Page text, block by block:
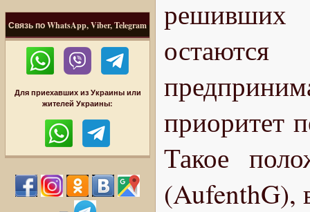
Связь по WhatsApp, Viber, Telegram
Для приехавших из Украины или
жителей Украины:
решивших
приоритет
Такое
(AufenthG),